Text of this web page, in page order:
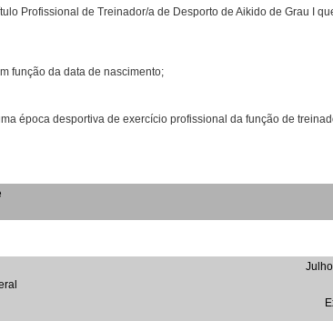
Profissional de Treinador/a de Desporto de Aikido de Grau I
função da data de nascimento;
época desportiva de exercício profissional da função de